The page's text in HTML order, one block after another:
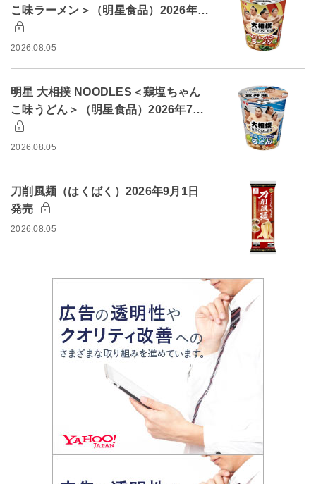
こ味ラーメン＞（明星食品）2026年…
2026.08.05
明星 大相撲 NOODLES＜鶏塩ちゃん
こ味うどん＞（明星食品）2026年7…
2026.08.05
刀削風麺（はくばく）2026年9月1日
発売
2026.08.05